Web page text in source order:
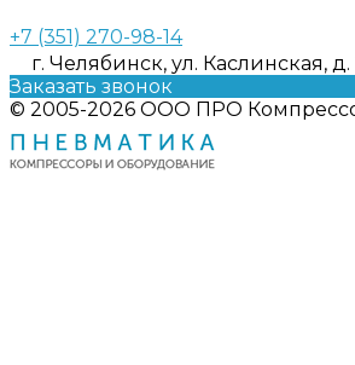
+7 (351) 270-98-14
г. Челябинск, ул. Каслинская,
Заказать звонок
© 2005-2026 ООО ПРО